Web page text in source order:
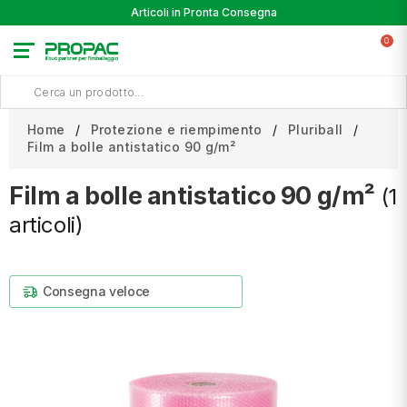
0
Articoli in Pronta Consegna
Home Protezione e riempimento
Pluriball
Film a bolle antistatico 90 g/m²
Film a bolle antistatico 90 g/m² (1
articoli)
Consegna veloce